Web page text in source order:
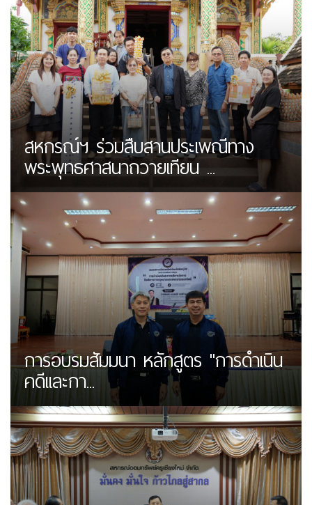
สหกรณ์ฯ ร่วมสืบสานประเพณีทาง
พระพุทธศาสนาถวายเทียน ...
การอบรมสัมมนา หลักสูตร "การดำเนิน
คดีเเละกา...